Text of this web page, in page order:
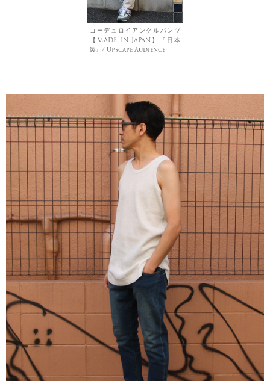
コーデュロイアンクルパンツ
【MADE IN JAPAN】『日本
製』/ Upscape Audience